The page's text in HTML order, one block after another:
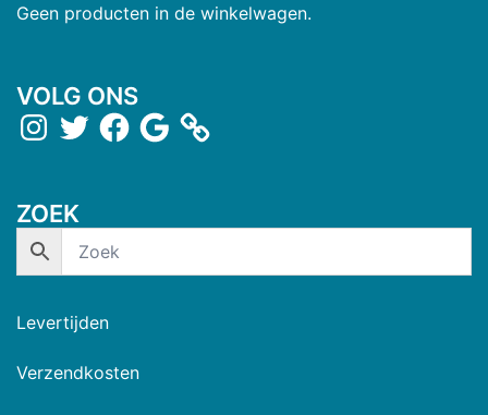
Geen producten in de winkelwagen.
VOLG ONS
ZOEK
Levertijden
Verzendkosten